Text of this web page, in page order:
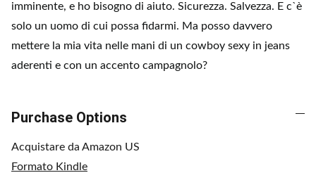
imminente, e ho bisogno di aiuto. Sicurezza. Salvezza. E c`è
solo un uomo di cui possa fidarmi. Ma posso davvero
mettere la mia vita nelle mani di un cowboy sexy in jeans
aderenti e con un accento campagnolo?
Purchase Options
Acquistare da Amazon US
Formato Kindle